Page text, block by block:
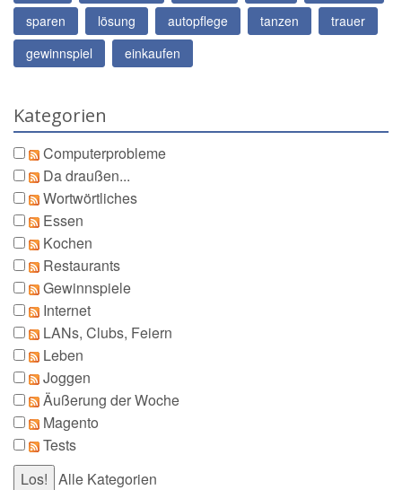
sparen
lösung autopflege tanzen
trauer
gewinnspiel
einkaufen
Kategorien
Computerprobleme
Da draußen...
Wortwörtliches
Essen
Kochen
Restaurants
Gewinnspiele
Internet
LANs, Clubs, Feiern
Leben
Joggen
Äußerung der Woche
Magento
Tests
Alle Kategorien